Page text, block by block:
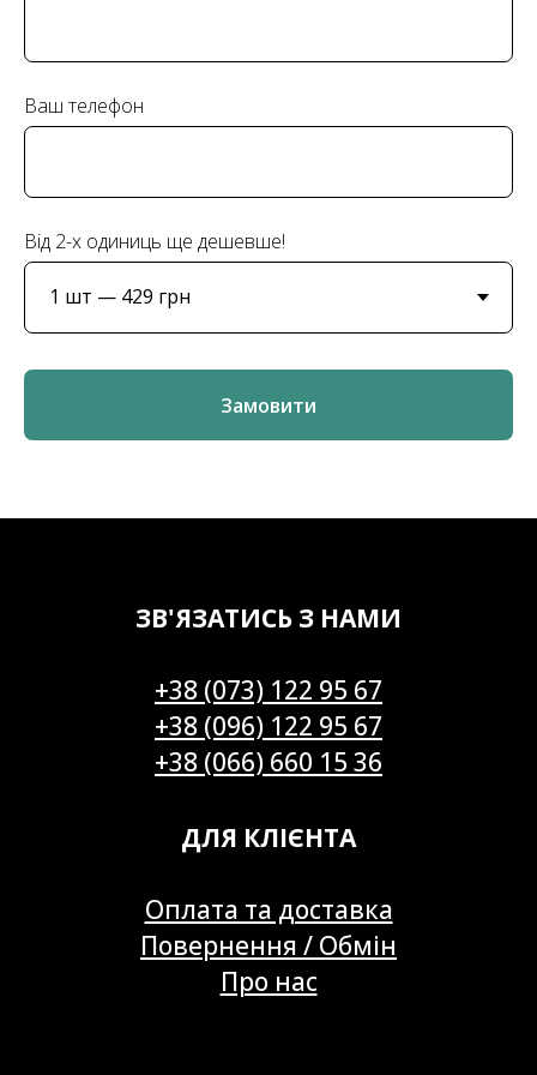
Ваш телефон
Від 2-х одиниць ще дешевше!
Замовити
ЗВ'ЯЗАТИСЬ З НАМИ
+38 (073) 122 95 67
+38 (096) 122 95 67
+38 (066) 660 15 36
ДЛЯ КЛІЄНТА
Оплата та доставка
Повернення / Обмін
Про нас